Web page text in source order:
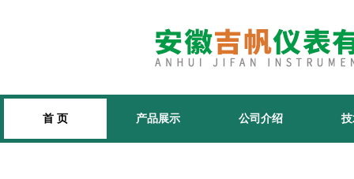
首 页 产品展示 公司介绍